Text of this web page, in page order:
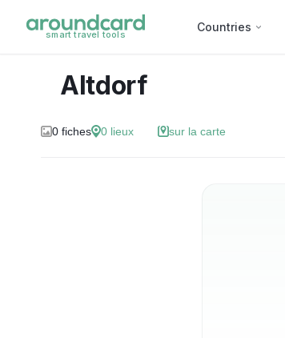
smart travel tools
Countries
Altdorf
0 fiches 0 lieux sur la carte